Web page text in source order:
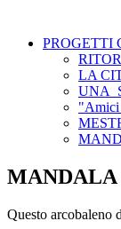
PROGETTI
LA
UNA
"Amici
Questo arcobaleno